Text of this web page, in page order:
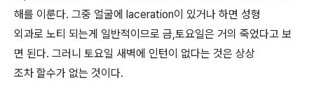
해를 이룬다. 그중 얼굴에 laceration이 있거나 하면 성형
외과로 노티 되는게 일반적이므로 금,토요일은 거의 죽었다고 보
면 된다. 그러니 토요일 새벽에 인턴이 없다는 것은 상상
조차 할수가 없는 것이다.